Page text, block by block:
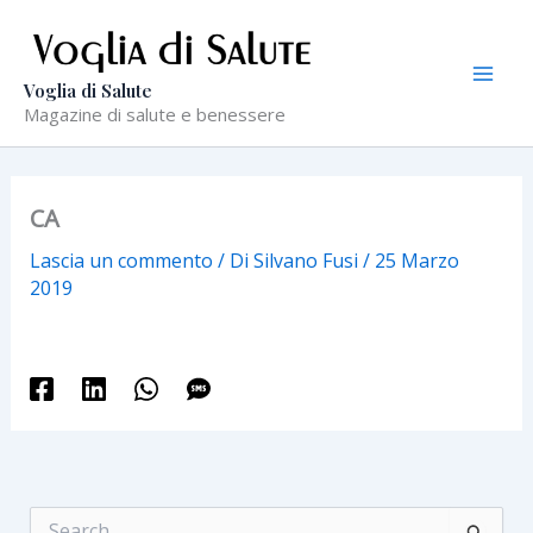
contenuto
Voglia di Salute
Magazine di salute e benessere
CA
Lascia un commento / Di Silvano Fusi / 25 Marzo
2019